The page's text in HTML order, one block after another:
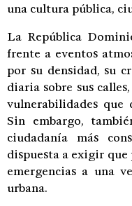
una cultura pública,
La República
frente a eventos
por su densidad, su
diaria sobre sus
vulnerabilidades que
Sin embargo,
ciudadanía más
dispuesta a exigir que
emergencias a una
urbana.